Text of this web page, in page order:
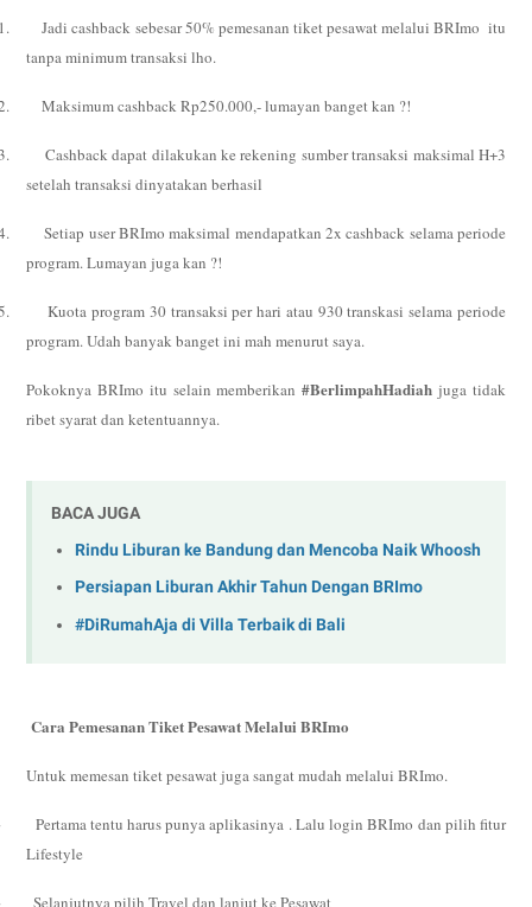
Jadi cashback sebesar 50% pemesanan tiket pesawat melalui BRImo itu
tanpa minimum transaksi lho.
Maksimum cashback Rp250.000,- lumayan banget kan ?!
Cashback dapat dilakukan ke rekening sumber transaksi maksimal H+3
setelah transaksi dinyatakan berhasil
Setiap user BRImo maksimal mendapatkan 2x cashback selama periode
program. Lumayan juga kan ?!
Kuota program 30 transaksi per hari atau 930 transkasi selama periode
program. Udah banyak banget ini mah menurut saya.
Pokoknya BRImo itu selain memberikan#BerlimpahHadiahjuga tidak
ribet syarat dan ketentuannya.
BACA JUGA
Rindu Liburan ke Bandung dan Mencoba Naik Whoosh
Persiapan Liburan Akhir Tahun Dengan BRImo
#DiRumahAja di Villa Terbaik di Bali
Cara Pemesanan Tiket Pesawat Melalui BRImo
Untuk memesan tiket pesawat juga sangat mudah melalui BRImo.
Pertama tentu harus punya aplikasinya . Lalu login BRImo dan pilih fitur
Lifestyle
Selanjutnya pilih Travel dan lanjut ke Pesawat